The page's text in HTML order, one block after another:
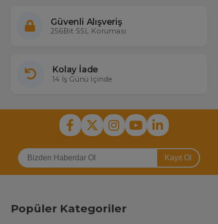
Güvenli Alışveriş
256Bit SSL Koruması
Kolay İade
14 İş Günü İçinde
Kayıt Ol
Popüler Kategoriler